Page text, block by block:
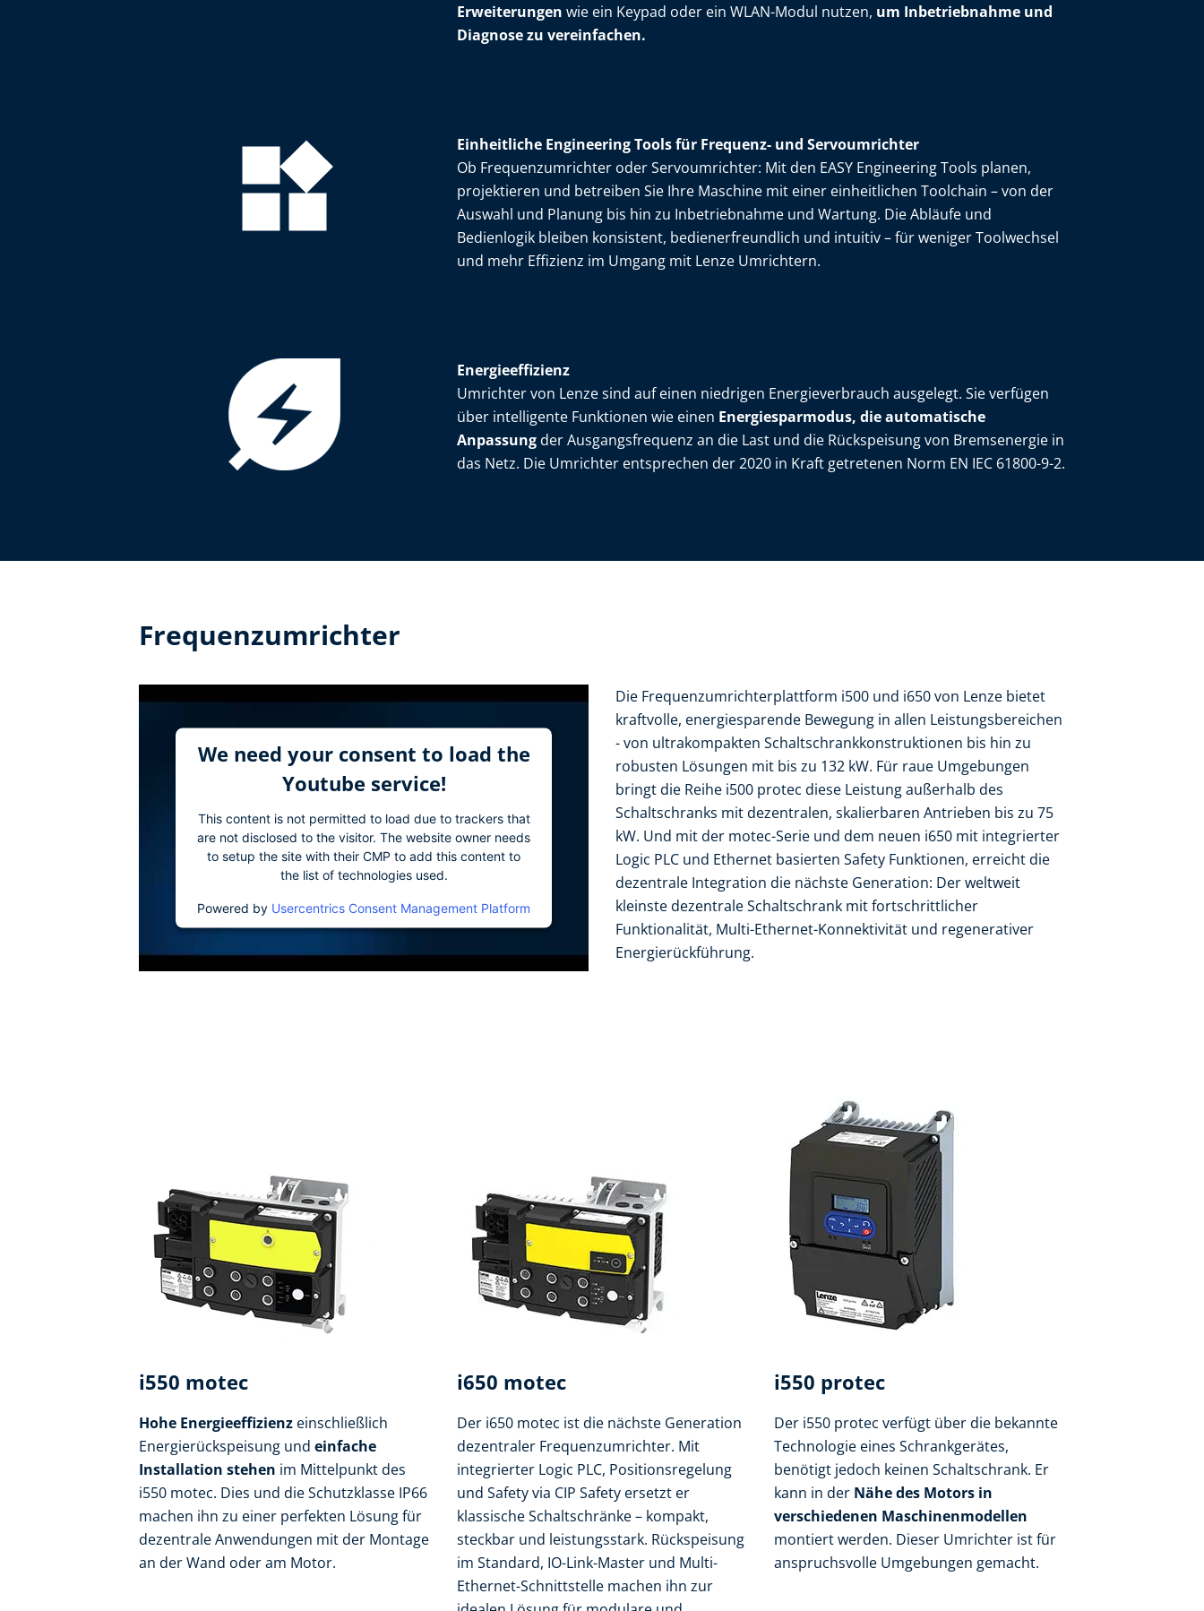
Erweiterungen wie ein Keypad oder ein WLAN-Modul nutzen, um Inbetriebnahme und
Diagnose zu vereinfachen.
Einheitliche Engineering Tools für Frequenz- und Servoumrichter
Ob Frequenzumrichter oder Servoumrichter: Mit den EASY Engineering Tools planen,
projektieren und betreiben Sie Ihre Maschine mit einer einheitlichen Toolchain – von der
Auswahl und Planung bis hin zu Inbetriebnahme und Wartung. Die Abläufe und
Bedienlogik bleiben konsistent, bedienerfreundlich und intuitiv – für weniger Toolwechsel
und mehr Effizienz im Umgang mit Lenze Umrichtern.
Energieeffizienz
Umrichter von Lenze sind auf einen niedrigen Energieverbrauch ausgelegt. Sie verfügen
über intelligente Funktionen wie einen Energiesparmodus, die automatische
Anpassungder Ausgangsfrequenz an die Last und die Rückspeisung von Bremsenergie in
das Netz. Die Umrichter entsprechen der 2020 in Kraft getretenen Norm EN IEC 61800-9-2.
Frequenzumrichter
We need your consent to load the
Youtube service!
This content is not permitted to load due to trackers that
are not disclosed to the visitor. The website owner needs
to setup the site with their CMP to add this content to
the list of technologies used.
Powered by Usercentrics Consent Management Platform
Die Frequenzumrichterplattform i500 und i650 von Lenze bietet
kraftvolle, energiesparende Bewegung in allen Leistungsbereichen
- von ultrakompakten Schaltschrankkonstruktionen bis hin zu
robusten Lösungen mit bis zu 132 kW. Für raue Umgebungen
bringt die Reihe i500 protec diese Leistung außerhalb des
Schaltschranks mit dezentralen, skalierbaren Antrieben bis zu 75
kW. Und mit der motec-Serie und dem neuen i650 mit integrierter
Logic PLC und Ethernet basierten Safety Funktionen, erreicht die
dezentrale Integration die nächste Generation: Der weltweit
kleinste dezentrale Schaltschrank mit fortschrittlicher
Funktionalität, Multi-Ethernet-Konnektivität und regenerativer
Energierückführung.
i550 motec
Hohe Energieeffizienz einschließlich
Energierückspeisung und einfache
Installation stehen im Mittelpunkt des
i550 motec. Dies und die Schutzklasse IP66
machen ihn zu einer perfekten Lösung für
dezentrale Anwendungen mit der Montage
an der Wand oder am Motor.
i650 motec
Der i650 motec ist die nächste Generation
dezentraler Frequenzumrichter. Mit
integrierter Logic PLC, Positionsregelung
und Safety via CIP Safety ersetzt er
klassische Schaltschränke – kompakt,
steckbar und leistungsstark. Rückspeisung
im Standard, IO-Link-Master und Multi-
Ethernet-Schnittstelle machen ihn zur
i550 protec
Der i550 protec verfügt über die bekannte
Technologie eines Schrankgerätes,
benötigt jedoch keinen Schaltschrank. Er
kann in der Nähe des Motors in
verschiedenen Maschinenmodellen
montiert werden. Dieser Umrichter ist für
anspruchsvolle Umgebungen gemacht.